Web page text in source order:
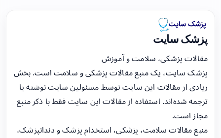
پزشک سایت
مقالات پزشکی، سلامت و آموزش
پزشک سایت، یک منبع مقالات پزشکی و سلامت است. بخش
زیادی از مقالات این سایت توسط مسئولین سایت نوشته یا
ترجمه شده‌اند. استفاده از مقالات این سایت فقط با ذکر منبع
مجاز است.
منبع مقالات سلامت، پزشکی، استخدام پزشک و دندانپزشک،